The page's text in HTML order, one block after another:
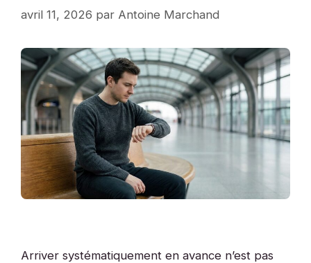
avril 11, 2026 par Antoine Marchand
Arriver systématiquement en avance n’est pas